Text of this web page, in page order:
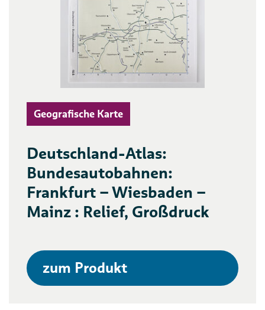
Geografische Karte
Deutschland-Atlas:
Bundesautobahnen:
Frankfurt – Wiesbaden –
Mainz : Relief, Großdruck
zum Produkt